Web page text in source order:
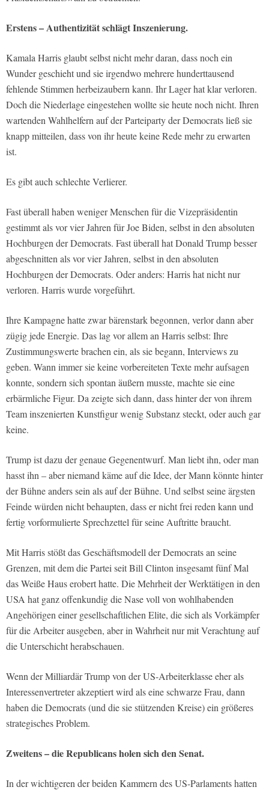
Erstens – Authentizität schlägt Inszenierung.
Kamala Harris glaubt selbst nicht mehr daran, dass noch ein
Wunder geschieht und sie irgendwo mehrere hunderttausend
fehlende Stimmen herbeizaubern kann. Ihr Lager hat klar verloren.
Doch die Niederlage eingestehen wollte sie heute noch nicht. Ihren
wartenden Wahlhelfern auf der Parteiparty der Democrats ließ sie
knapp mitteilen, dass von ihr heute keine Rede mehr zu erwarten
ist.
Es gibt auch schlechte Verlierer.
Fast überall haben weniger Menschen für die Vizepräsidentin
gestimmt als vor vier Jahren für Joe Biden, selbst in den absoluten
Hochburgen der Democrats. Fast überall hat Donald Trump besser
abgeschnitten als vor vier Jahren, selbst in den absoluten
Hochburgen der Democrats. Oder anders: Harris hat nicht nur
verloren. Harris wurde vorgeführt.
Ihre Kampagne hatte zwar bärenstark begonnen, verlor dann aber
zügig jede Energie. Das lag vor allem an Harris selbst: Ihre
Zustimmungswerte brachen ein, als sie begann, Interviews zu
geben. Wann immer sie keine vorbereiteten Texte mehr aufsagen
konnte, sondern sich spontan äußern musste, machte sie eine
erbärmliche Figur. Da zeigte sich dann, dass hinter der von ihrem
Team inszenierten Kunstfigur wenig Substanz steckt, oder auch gar
keine.
Trump ist dazu der genaue Gegenentwurf. Man liebt ihn, oder man
hasst ihn – aber niemand käme auf die Idee, der Mann könnte hinter
der Bühne anders sein als auf der Bühne. Und selbst seine ärgsten
Feinde würden nicht behaupten, dass er nicht frei reden kann und
fertig vorformulierte Sprechzettel für seine Auftritte braucht.
Mit Harris stößt das Geschäftsmodell der Democrats an seine
Grenzen, mit dem die Partei seit Bill Clinton insgesamt fünf Mal
das Weiße Haus erobert hatte. Die Mehrheit der Werktätigen in den
USA hat ganz offenkundig die Nase voll von wohlhabenden
Angehörigen einer gesellschaftlichen Elite, die sich als Vorkämpfer
für die Arbeiter ausgeben, aber in Wahrheit nur mit Verachtung auf
die Unterschicht herabschauen.
Wenn der Milliardär Trump von der US-Arbeiterklasse eher als
Interessenvertreter akzeptiert wird als eine schwarze Frau, dann
haben die Democrats (und die sie stützenden Kreise) ein größeres
strategisches Problem.
Zweitens – die Republicans holen sich den Senat.
In der wichtigeren der beiden Kammern des US-Parlaments hatten